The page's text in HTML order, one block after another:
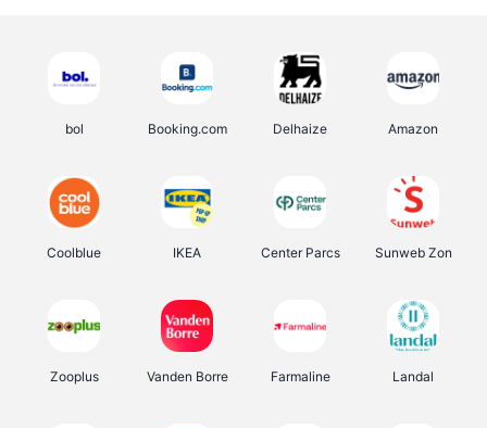
bol Booking.com Delhaize Amazon
Coolblue IKEA Center Parcs Sunweb Zon
Zooplus Vanden Borre Farmaline Landal